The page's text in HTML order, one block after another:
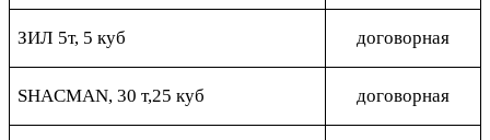
ЗИЛ 5т, 5 куб договорная
SHACMAN, 30 т,25 куб договорная